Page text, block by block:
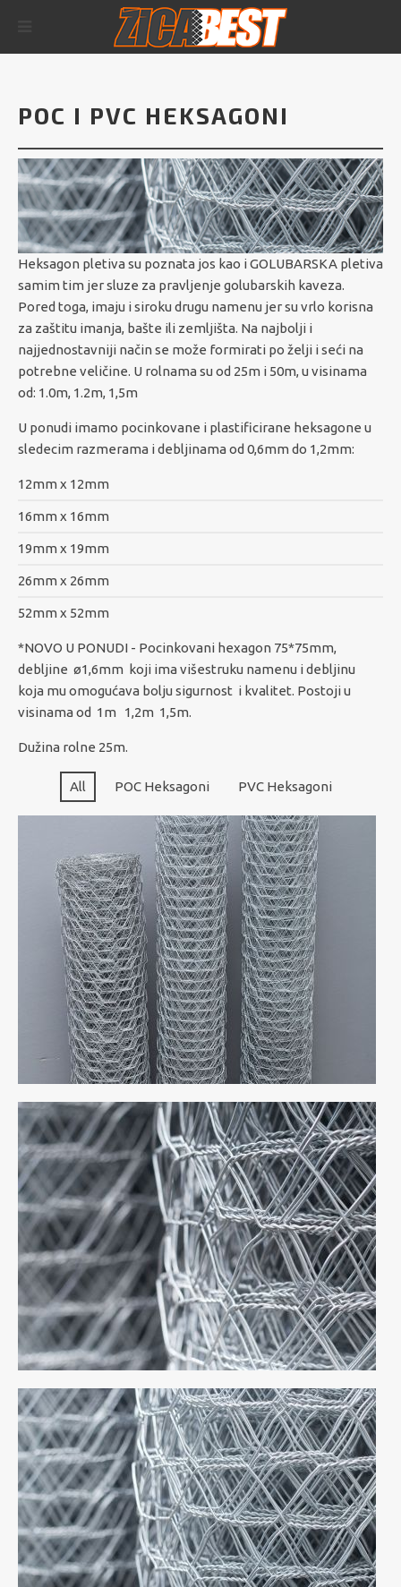
POC I PVC HEKSAGONI
Heksagon pletiva su poznata jos kao i GOLUBARSKA pletiva
samim tim jer sluze za pravljenje golubarskih kaveza.
Pored toga, imaju i siroku drugu namenu jer su vrlo korisna
za zaštitu imanja, bašte ili zemljišta. Na najbolji i
najjednostavniji način se može formirati po želji i seći na
potrebne veličine. U rolnama su od 25m i 50m, u visinama
od: 1.0m, 1.2m, 1,5m
U ponudi imamo pocinkovane i plastificirane heksagone u
sledecim razmerama i debljinama od 0,6mm do 1,2mm:
12mm x 12mm
16mm x 16mm
19mm x 19mm
26mm x 26mm
52mm x 52mm
*NOVO U PONUDI - Pocinkovani hexagon 75*75mm,
debljine ø1,6mm koji ima višestruku namenu i debljinu
koja mu omogućava bolju sigurnost i kvalitet. Postoji u
visinama od 1m 1,2m 1,5m.
Dužina rolne 25m.
All POC Heksagoni PVC Heksagoni